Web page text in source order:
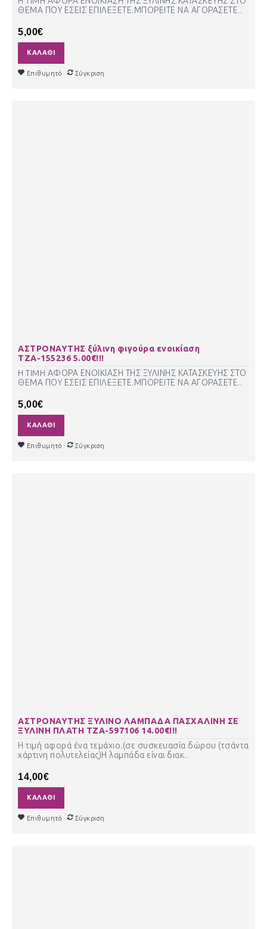
ΘΕΜΑ ΠΟΥ ΕΣΕΙΣ ΕΠΙΛΕΞΕΤΕ.ΜΠΟΡΕΙΤΕ ΝΑ ΑΓΟΡΑΣΕΤΕ..
5,00€
ΚΑΛΆΘΙ
Επιθυμητό Σύγκριση
ΑΣΤΡΟΝΑΥΤΗΣ ξύλινη φιγούρα ενοικίαση
ΤΖΑ-155236 5.00€!!!
H TIMH ΑΦΟΡΑ ΕΝΟΙΚΙΑΣΗ ΤΗΣ ΞΥΛΙΝΗΣ ΚΑΤΑΣΚΕΥΗΣ ΣΤΟ
ΘΕΜΑ ΠΟΥ ΕΣΕΙΣ ΕΠΙΛΕΞΕΤΕ.ΜΠΟΡΕΙΤΕ ΝΑ ΑΓΟΡΑΣΕΤΕ..
5,00€
ΚΑΛΆΘΙ
Επιθυμητό Σύγκριση
ΑΣΤΡΟΝΑΥΤΗΣ ΞΥΛΙΝΟ ΛΑΜΠΑΔΑ ΠΑΣΧΑΛΙΝΗ ΣΕ
ΞΥΛΙΝΗ ΠΛΑΤΗ ΤΖΑ-597106 14.00€!!!
Η τιμή αφορά ένα τεμάχιο.(σε συσκευασία δώρου (τσάντα
χάρτινη πολυτελείας)Η λαμπάδα είναι διακ..
14,00€
ΚΑΛΆΘΙ
Επιθυμητό Σύγκριση